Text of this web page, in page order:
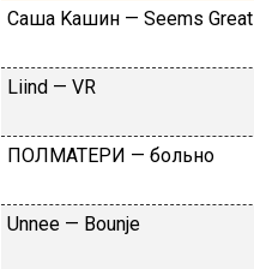
Caшa Kaшин — Sееms Grеаt
Liind — VR
ПOЛMATEPИ — бoльнo
Unnee — Bounje